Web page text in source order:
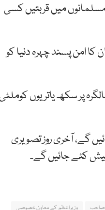
میں قربتیں کسی
امن پسند چہرہ دنیا کو
پر سکھ یاتریوں
گے، آخری روز تصویری
پیش کئے جائیں گے۔
صاحب وزیراعظم کے معاون خصوصی